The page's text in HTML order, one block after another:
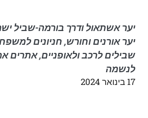
יער אורנים וחורש, חניונים
שבילים לרכב ולאופניים, אתרים
לנשמה
17 בינואר 2024